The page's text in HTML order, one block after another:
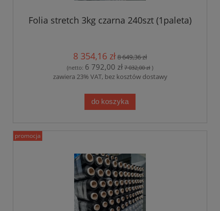
Folia stretch 3kg czarna 240szt (1paleta)
8 354,16 zł8 649,36 zł
(netto: 6 792,00 zł 7 032,00 zł )
zawiera 23% VAT, bez kosztów dostawy
do koszyka
promocja